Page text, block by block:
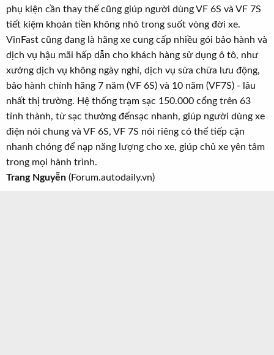
phụ kiện cần thay thế cũng giúp người dùng VF 6S và VF 7S
tiết kiệm khoản tiền không nhỏ trong suốt vòng đời xe.
VinFast cũng đang là hãng xe cung cấp nhiều gói bảo hành và
dịch vụ hậu mãi hấp dẫn cho khách hàng sử dụng ô tô, như
xưởng dịch vụ không ngày nghỉ, dịch vụ sửa chữa lưu động,
bảo hành chính hãng 7 năm (VF 6S) và 10 năm (VF7S) - lâu
nhất thị trường. Hệ thống trạm sạc 150.000 cổng trên 63
tỉnh thành, từ sạc thường đếnsạc nhanh, giúp người dùng xe
điện nói chung và VF 6S, VF 7S nói riêng có thể tiếp cận
nhanh chóng để nạp năng lượng cho xe, giúp chủ xe yên tâm
trong mọi hành trình.
Trang Nguyễn (Forum.autodaily.vn)